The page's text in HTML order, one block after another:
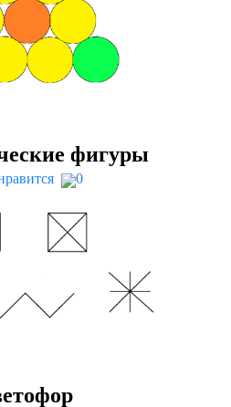
фигуры
0